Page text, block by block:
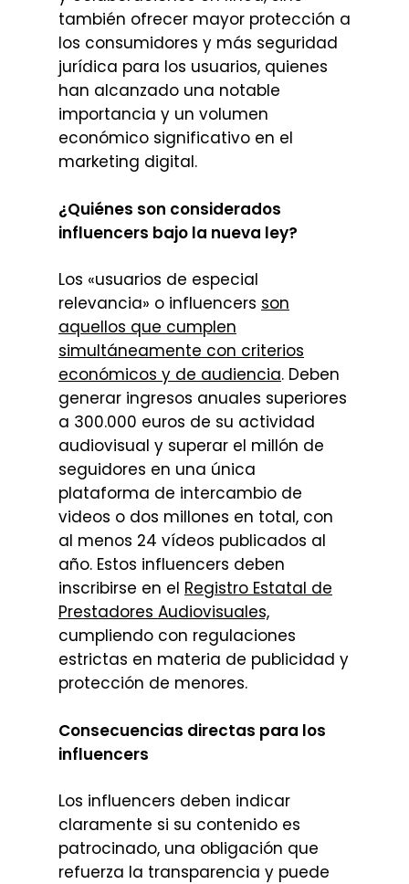
también ofrecer mayor protección a
los consumidores y más seguridad
jurídica para los usuarios, quienes
han alcanzado una notable
importancia y un volumen
económico significativo en el
marketing digital.
¿Quiénes son considerados
influencers bajo la nueva ley?
Los «usuarios de especial
relevancia» o influencers son
aquellos que cumplen
simultáneamente con criterios
económicos y de audiencia. Deben
generar ingresos anuales superiores
a 300.000 euros de su actividad
audiovisual y superar el millón de
seguidores en una única
plataforma de intercambio de
videos o dos millones en total, con
al menos 24 vídeos publicados al
año. Estos influencers deben
inscribirse en el Registro Estatal de
Prestadores Audiovisuales,
cumpliendo con regulaciones
estrictas en materia de publicidad y
protección de menores.
Consecuencias directas para los
influencers
Los influencers deben indicar
claramente si su contenido es
patrocinado, una obligación que
refuerza la transparencia y puede